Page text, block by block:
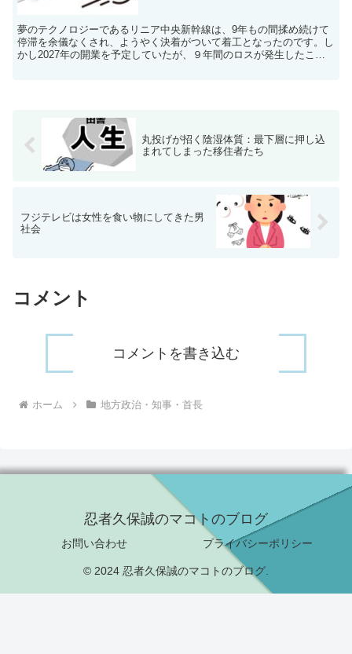
夢のテクノロジーであるリニア中央新幹線は、9年もの間揉め続けて
停滞を余儀なくされ、ようやく決着がついて着工となったのです。し
かし2027年の開業を予定していたが、９年間のロスが発生したこと
丸投げが招く陰湿体質：最下層に押し込
まれてしまった移住者たち
フジテレビは女性を食い物にしてきた男
社会
コメント
コメントを書き込む
ホーム 地方政治・知事・首長
忍者久保誠のマコトのブログ
お問い合わせ プライバシーポリシー
© 2024 忍者久保誠のマコトのブログ.